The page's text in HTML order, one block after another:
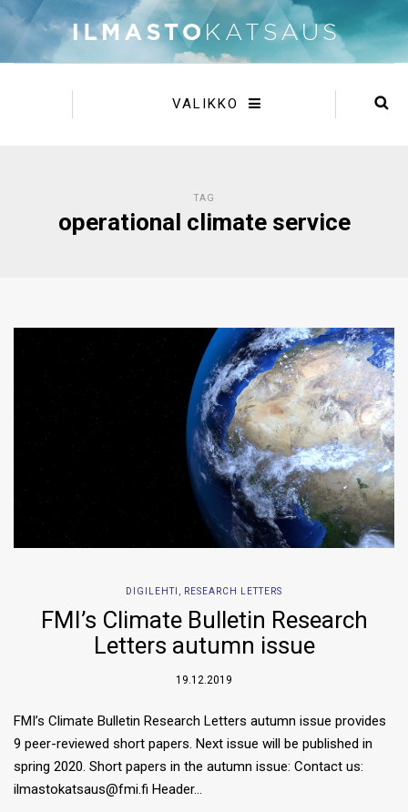
VALIKKO
TAG
operational climate service
DIGILEHTI , RESEARCH LETTERS
FMI’s Climate Bulletin Research
Letters autumn issue
19.12.2019
FMI’s Climate Bulletin Research Letters autumn issue provides
9 peer-reviewed short papers. Next issue will be published in
spring 2020. Short papers in the autumn issue: Contact us:
ilmastokatsaus@fmi.fi Header…